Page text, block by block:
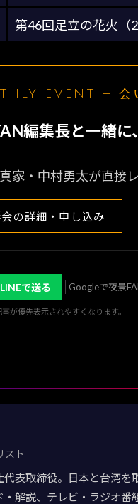
第46回足立の花火（
EVENT — 会
編集長と一緒に
家・中村勇太が直接
の詳細・申し込み
LINEで送る Googleで夜景
が優先表示されやすくなります。
スト
代表取締役。日本と台湾
解説、テレビ・ラジオ番